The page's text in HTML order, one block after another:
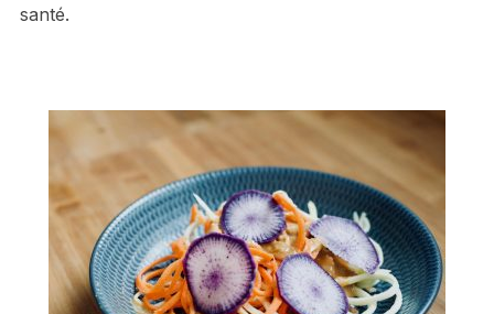
santé.